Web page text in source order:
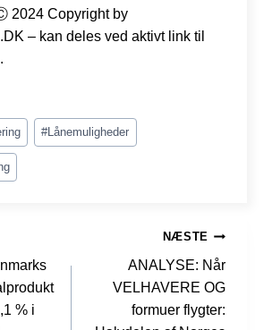
2024 Copyright by
– kan deles ved aktivt link til
#Lånemuligheder
% i
NÆSTE
ANALYSE: Når
VELHAVERE OG
formuer flygter: